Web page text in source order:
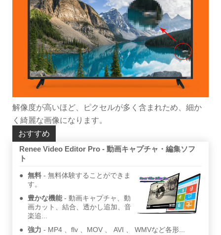
解像度が高いほど、ピクセルが多く含まれため、細か
く綺麗な画像になります。
おすすめ
Renee Video Editor Pro - 動画キャプチャ・編集ソフ
ト
無料
無料体験することができま
す。
豊かな機能
動画キャプチャ、動
画カット、結合、透かし追加、音
楽追...
強力
MP4 、flv 、MOV 、 AVI 、 WMVなど各形...